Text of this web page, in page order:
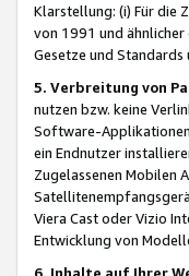
Klarstellung: (i) Für die
von 1991 und ähnlicher
Gesetze und
5. Verbreitung von
nutzen bzw. keine
Software-Applikationen
ein Endnutzer
Zugelassenen Mobilen
Viera Cast oder Vizio
Entwicklung von
6. Inhalte auf Ihrer